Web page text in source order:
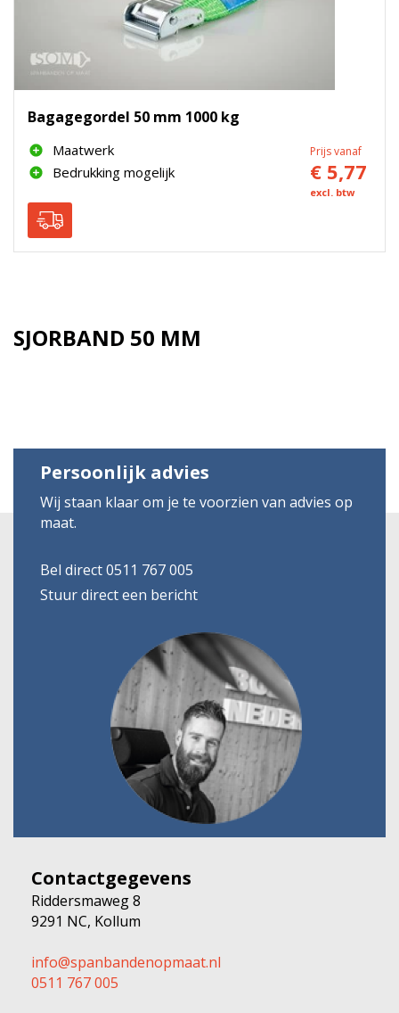
Bagagegordel 50 mm 1000 kg
Prijs vanaf
€ 5,77
excl. btw
Maatwerk
Bedrukking mogelijk
SJORBAND 50 MM
Persoonlijk advies
Wij staan klaar om je te voorzien van advies op
maat.
Bel direct 0511 767 005
Stuur direct een bericht
Contactgegevens
Riddersmaweg 8
9291 NC, Kollum
info@spanbandenopmaat.nl
0511 767 005